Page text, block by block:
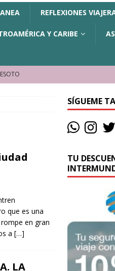
REFLEXIONES
Y CARIBE
JAMAICA
que es una
en gran
a […]
LA
SÍGUEME
TU